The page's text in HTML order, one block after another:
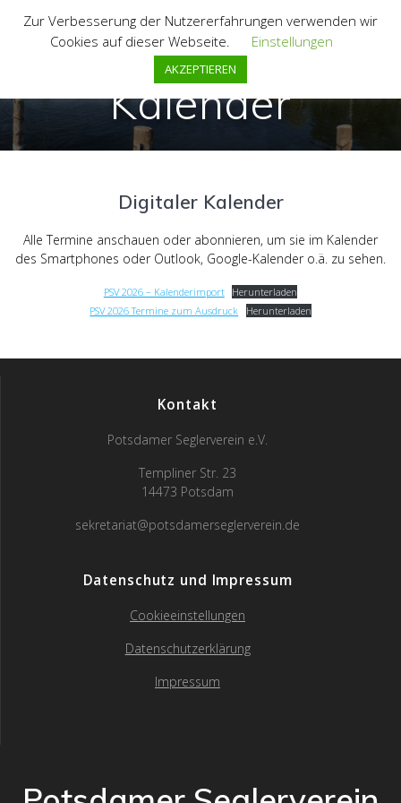
Inhalt
springen
Kalender
Digitaler Kalender
Alle Termine anschauen oder abonnieren, um sie im Kalender
des Smartphones oder Outlook, Google-Kalender o.ä. zu sehen.
PSV 2026 – Kalenderimport
Herunterladen
PSV 2026 Termine zum Ausdruck
Herunterladen
Kontakt
Potsdamer Seglerverein e.V.
Templiner Str. 23
14473 Potsdam
sekretariat@potsdamerseglerverein.de
Datenschutz und Impressum
Cookieeinstellungen
Datenschutzerklärung
Impressum
Zur Verbesserung der Nutzererfahrungen verwenden wir
Cookies auf dieser Webseite.
Einstellungen
AKZEPTIEREN